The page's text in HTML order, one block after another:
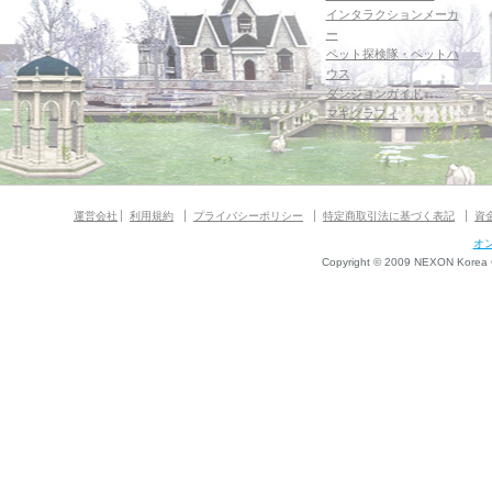
インタラクションメーカ
ー
ペット探検隊・ペットハ
ウス
ダンジョンガイド
マギグラフィ
運営会社 利用規約 プライバシーポリシー 特定商取引法に基づく表記 資
オ
Copyright © 2009 NEXON Korea